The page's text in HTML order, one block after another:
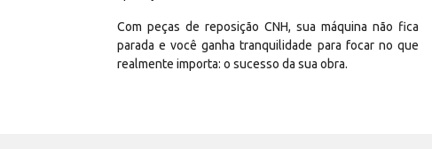
Com peças de reposição CNH, sua máquina não fica
parada e você ganha tranquilidade para focar no que
realmente importa: o sucesso da sua obra.